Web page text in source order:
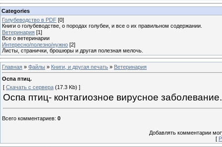
Categories
Голубеводство в PDF [0]
Книги о голубеводстве, о породах голубеи, и все о их правильном содержании.
Ветеринария [1]
Все о ветеринарии
Интересно/полезно/нужно [2]
Листы, странички, брошюры и другая полезная мелочь.
Главная » Файлы » Книги, и другая печать » Ветеринария
Оспа птиц.
[ Скачать с сервера (17.3 Kb) ]
Оспа птиц- контагиозное вирусное заболевание.
Всего комментариев: 0
Добавлять комментарии
[